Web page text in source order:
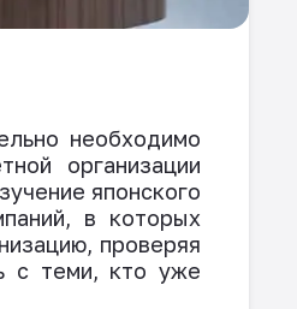
необходимо
организации
японского
в которых
проверяя
с теми, кто уже